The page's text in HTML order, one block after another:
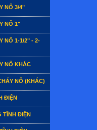
NỔ 3/4"
NỔ 1"
NỔ 1-1/2" - 2-
NỔ KHÁC
NỔ (KHÁC)
ĐIỆN
TĨNH ĐIỆN